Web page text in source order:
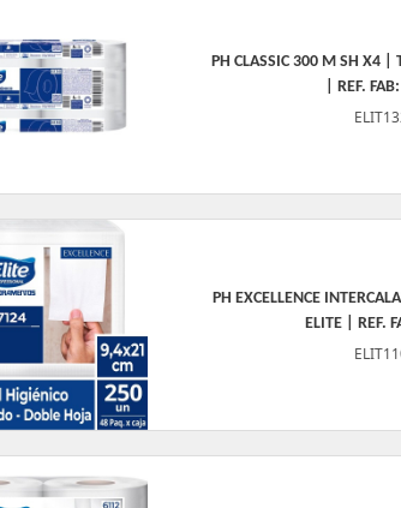
PH CLASSIC 300 M SH X4 |
| REF.
PH EXCELLENCE
ELITE | REF.